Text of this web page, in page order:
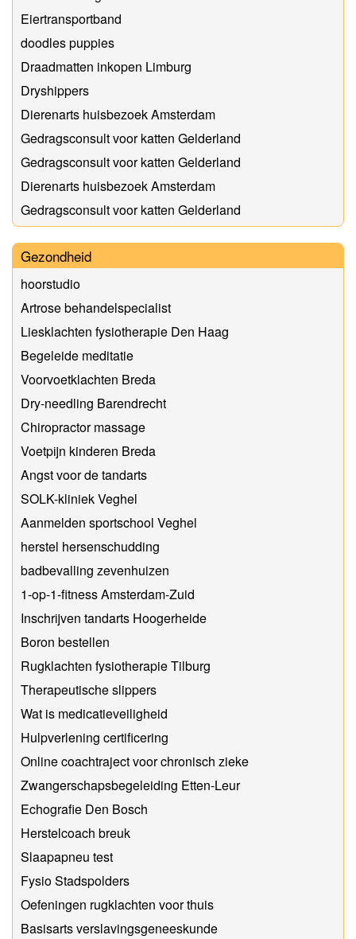
Eiertransportband
doodles puppies
Draadmatten inkopen Limburg
Dryshippers
Dierenarts huisbezoek Amsterdam
Gedragsconsult voor katten Gelderland
Gedragsconsult voor katten Gelderland
Dierenarts huisbezoek Amsterdam
Gedragsconsult voor katten Gelderland
Gezondheid
hoorstudio
Artrose behandelspecialist
Liesklachten fysiotherapie Den Haag
Begeleide meditatie
Voorvoetklachten Breda
Dry-needling Barendrecht
Chiropractor massage
Voetpijn kinderen Breda
Angst voor de tandarts
SOLK-kliniek Veghel
Aanmelden sportschool Veghel
herstel hersenschudding
badbevalling zevenhuizen
1-op-1-fitness Amsterdam-Zuid
Inschrijven tandarts Hoogerheide
Boron bestellen
Rugklachten fysiotherapie Tilburg
Therapeutische slippers
Wat is medicatieveiligheid
Hulpverlening certificering
Online coachtraject voor chronisch zieke
Zwangerschapsbegeleiding Etten-Leur
Echografie Den Bosch
Herstelcoach breuk
Slaapapneu test
Fysio Stadspolders
Oefeningen rugklachten voor thuis
Basisarts verslavingsgeneeskunde